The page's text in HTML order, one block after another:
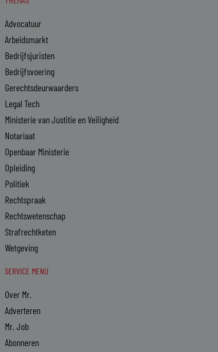
d
i
n
-
i
n
Advocatuur
Arbeidsmarkt
Bedrijfsjuristen
Bedrijfsvoering
Gerechtsdeurwaarders
Legal Tech
Ministerie van Justitie en Veiligheid
Notariaat
Openbaar Ministerie
Opleiding
Politiek
Rechtspraak
Rechtswetenschap
Strafrechtketen
Wetgeving
SERVICE MENU
Over Mr.
Adverteren
Mr. Job
Abonneren